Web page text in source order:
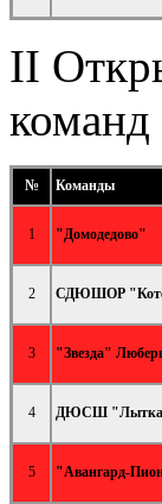
II
№ Команды
1 "Домодедово"
2 СДЮШОР
3 "Звезда"
4 ДЮСШ
5 "Авангард-